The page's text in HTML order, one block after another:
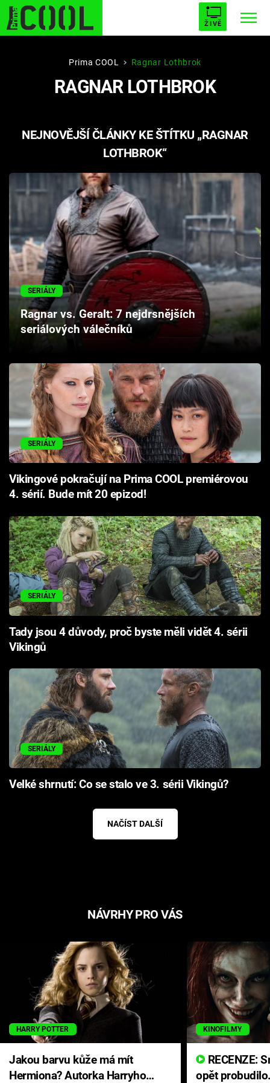
ŽIVĚ
STARHOUSE BUFFY, PŘEMOŽITELKA UPÍRŮ
PLNEJ KOTEL AVENGERS 5
Filmy
Seriály
Hry
Cool Esport
Pořady
TV Program
Sledujte prima+
Přihlášení
Sledujte nás
Prima COOL Ragnar Lothbrok
RAGNAR LOTHBROK
NEJNOVĚJŠÍ ČLÁNKY KE ŠTÍTKU „RAGNAR
LOTHBROK“
SERIÁLY
Ragnar vs. Geralt: 7 nejdrsnějších
seriálových válečníků
SERIÁLY
Vikingové pokračují na Prima COOL premiérovou
4. sérií. Bude mít 20 epizod!
SERIÁLY
Tady jsou 4 důvody, proč byste měli vidět 4. sérii
Vikingů
SERIÁLY
Velké shrnutí: Co se stalo ve 3. sérii Vikingů?
NAČÍST DALŠÍ
NÁVRHY PRO VÁS
HARRY POTTER
Jakou barvu kůže má mít
Hermiona? Autorka Harryho
KINOFILMY
opět